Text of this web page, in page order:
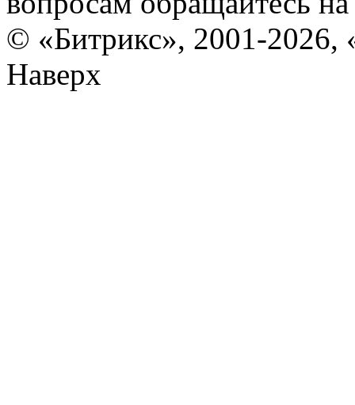
© «Битрикс», 2001-2026,
Наверх